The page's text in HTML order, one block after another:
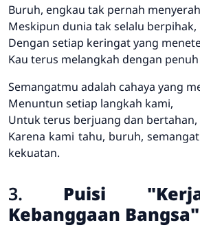
Buruh, engkau tak pernah
Meskipun dunia tak selalu berpihak,
Dengan setiap keringat yang
Kau terus melangkah dengan
Semangatmu adalah cahaya yang
Menuntun setiap langkah kami,
Untuk terus berjuang dan bertahan,
Karena kami tahu, buruh,
kekuatan.
3. Puisi
Kebanggaan Bangsa"